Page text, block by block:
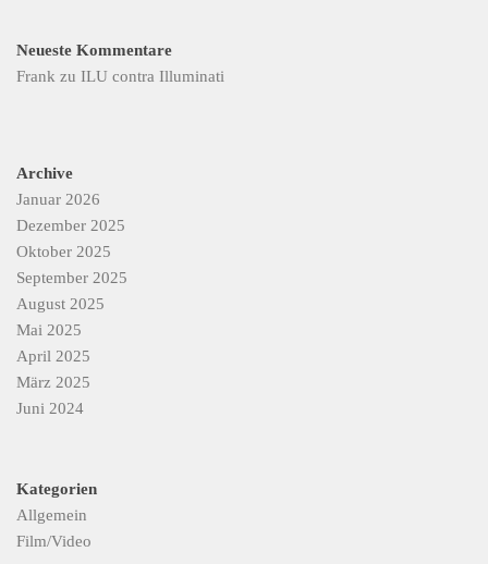
Neueste Kommentare
Frank zu ILU contra Illuminati
Archive
Januar 2026
Dezember 2025
Oktober 2025
September 2025
August 2025
Mai 2025
April 2025
März 2025
Juni 2024
Kategorien
Allgemein
Film/Video